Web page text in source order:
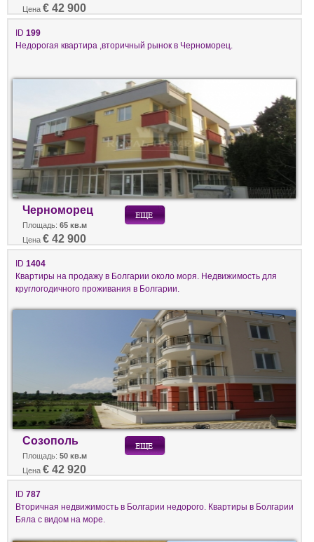
Цена € 42 900
ID 199
Недорогая квартира ,вторичный рынок в Черноморец.
Черноморец
Площадь: 65 кв.м
Цена € 42 900
ID 1404
Квартиры на продажу в Болгарии около моря. Недвижимость для
круглогодичного проживания в Болгарии.
Созополь
Площадь: 50 кв.м
Цена € 42 920
ID 787
Вторичная недвижимость в Болгарии недорого. Квартиры в Болгарии
Бяла с видом на море.